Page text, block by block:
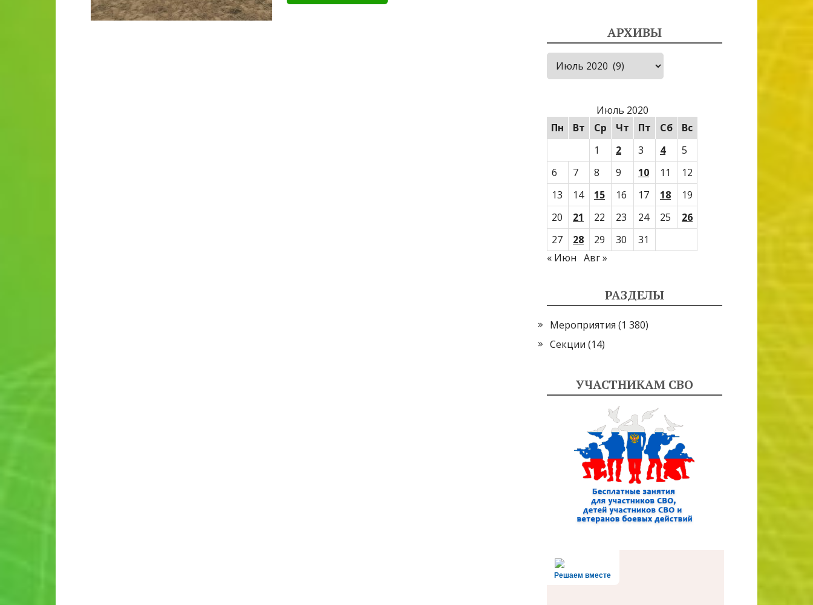
АРХИВЫ
Архивы
Июль 2020
Пн
Вт Ср Чт Пт Сб
Вс
1
2 3 4
5
6
7 8 9 10 11
12
13
14 15 16 17 18
19
20
21 22 23 24 25
26
27
28 29 30
31
« Июн Авг »
РАЗДЕЛЫ
Мероприятия (1 380)
Секции (14)
УЧАСТНИКАМ СВО
Решаем вместе